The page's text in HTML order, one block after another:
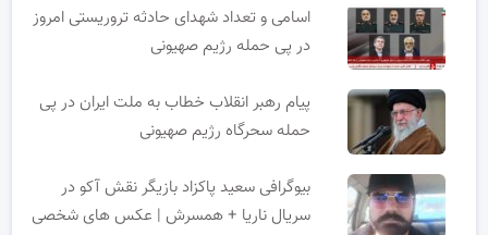
اسامی و تعداد شهدای حادثه تروریستی امروز
در پی حمله رژیم صهیونی
پیام رهبر انقلاب خطاب به ملت ایران در پی
حمله سحرگاه رژیم صهیونی
بیوگرافی سعید پاکزاد بازیگر نقش آکو در
سریال ناریا + همسرش | عکس های شخصی